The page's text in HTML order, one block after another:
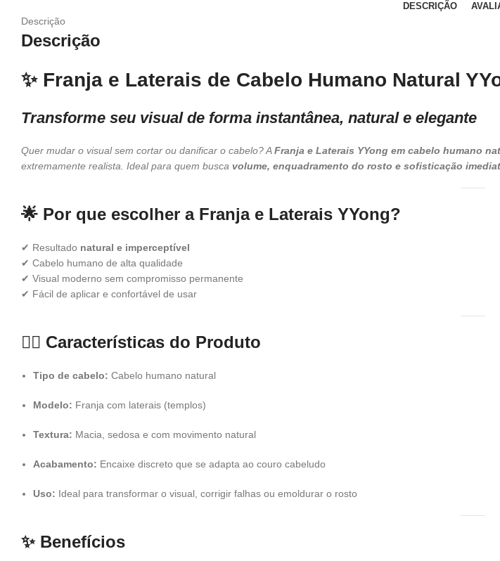
DESCRIÇÃO
Descrição
Descrição
✨ Franja e Laterais de Cabelo Humano Natural
Transforme seu visual de forma instantânea, natural e elegante
Quer mudar o visual sem cortar ou danificar o cabelo? AFranja e Laterais YYong em cabelo humano
extremamente realista. Ideal para quem busca volume, enquadramento do rosto e sofisticação
🌟 Por que escolher a Franja e Laterais YYong?
✔ Resultado natural e imperceptível
✔ Cabelo humano de alta qualidade
✔ Visual moderno sem compromisso permanente
✔ Fácil de aplicar e confortável de usar
💇‍♀️ Características do Produto
Tipo de cabelo: Cabelo humano natural
Modelo: Franja com laterais (templos)
Textura: Macia, sedosa e com movimento natural
Acabamento: Encaixe discreto que se adapta ao couro cabeludo
Uso: Ideal para transformar o visual, corrigir falhas ou emoldurar o rosto
✨ Benefícios